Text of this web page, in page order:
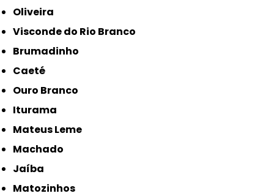
Oliveira
Visconde do Rio Branco
Brumadinho
Caeté
Ouro Branco
Iturama
Mateus Leme
Machado
Jaíba
Matozinhos